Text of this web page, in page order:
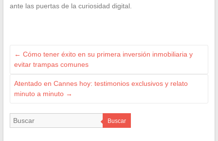
ante las puertas de la curiosidad digital.
← Cómo tener éxito en su primera inversión inmobiliaria y
evitar trampas comunes
Atentado en Cannes hoy: testimonios exclusivos y relato
minuto a minuto →
Buscar